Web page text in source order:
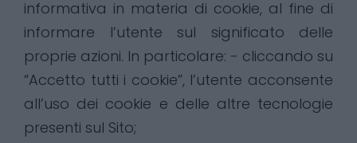
informativa in materia di cookie, al fine di
informare l’utente sul significato delle
proprie azioni. In particolare: - cliccando su
“Accetto tutti i cookie”, l’utente acconsente
all’uso dei cookie e delle altre tecnologie
presenti sul Sito;